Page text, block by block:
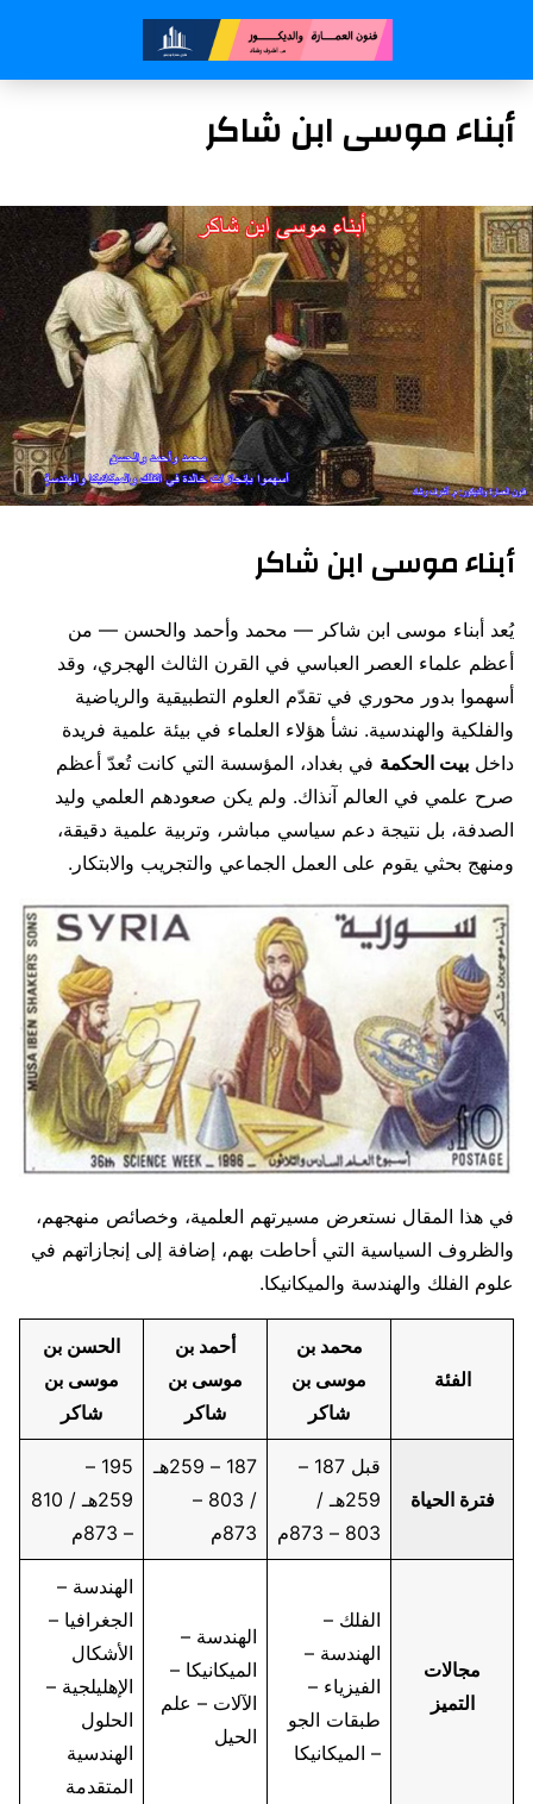
أبناء موسى ابن شاكر
أبناء موسى ابن شاكر
يُعد أبناء موسى ابن شاكر — محمد وأحمد والحسن — من
أعظم علماء العصر العباسي في القرن الثالث الهجري، وقد
أسهموا بدور محوري في تقدّم العلوم التطبيقية والرياضية
والفلكية والهندسية. نشأ هؤلاء العلماء في بيئة علمية فريدة
داخل بيت الحكمة في بغداد، المؤسسة التي كانت تُعدّ أعظم
صرح علمي في العالم آنذاك. ولم يكن صعودهم العلمي وليد
الصدفة، بل نتيجة دعم سياسي مباشر، وتربية علمية دقيقة،
ومنهج بحثي يقوم على العمل الجماعي والتجريب والابتكار.
في هذا المقال نستعرض مسيرتهم العلمية، وخصائص منهجهم،
والظروف السياسية التي أحاطت بهم، إضافة إلى إنجازاتهم في
علوم الفلك والهندسة والميكانيكا.
الفئة
محمد بن
موسى بن
شاكر
أحمد بن
موسى بن
شاكر
الحسن بن
موسى بن
شاكر
فترة الحياة
قبل 187 –
259هـ /
803 – 873م
187 – 259هـ
/ 803 –
873م
195 –
259هـ / 810
– 873م
مجالات
التميز
الفلك –
الهندسة –
الفيزياء –
طبقات الجو
– الميكانيكا
الهندسة –
الميكانيكا –
الآلات – علم
الحيل
الهندسة –
الجغرافيا –
الأشكال
الإهليلجية –
الحلول
الهندسية
المتقدمة